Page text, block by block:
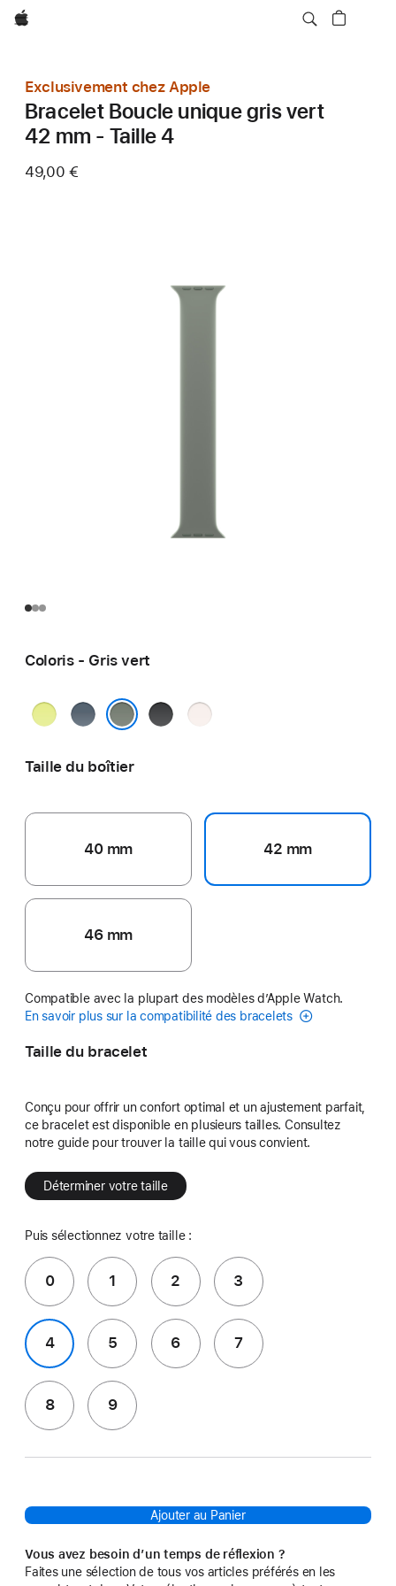
Apple
Exclusivement chez Apple
Bracelet Boucle unique gris vert
42 mm - Taille 4
49,00 €
Coloris - Gris vert
JauneBleu
maritime
Noir
Rose
Taille du boîtier
40 mm 42 mm
46 mm
Compatible avec la plupart des modèles d’Apple Watch.
En savoir plus sur la compatibilité des bracelets
Taille du bracelet
Conçu pour offrir un confort optimal et un ajustement parfait,
ce bracelet est disponible en plusieurs tailles. Consultez
notre guide pour trouver la taille qui vous convient.
Déterminer votre taille
Puis sélectionnez votre taille :
0 1 2 3
4 5 6 7
8 9
Ajouter au Panier
Vous avez besoin d’un temps de réflexion ?
Faites une sélection de tous vos articles préférés en les